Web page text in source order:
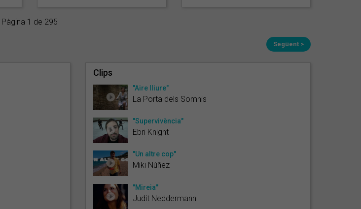
Pàgina 1 de 295
Següent >
Clips
"Aire lliure"
La Porta dels Somnis
"Supervivència"
Ebri Knight
"Un altre cop"
Miki Núñez
"Mireia"
Judit Neddermann